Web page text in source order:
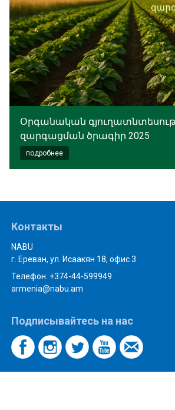
Օրգանական
զարգացման ծրագիր 2025
подробнее
Контакты
NABU
г. Ереван, ул. Исаакян 18, офис 3
Телефон. +374-44-599949
armenia@nabu.am
Подписывайтесь на нас